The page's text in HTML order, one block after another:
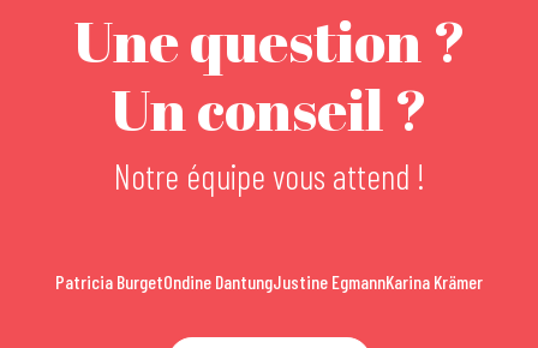
Une question ?
Un conseil ?
Notre équipe vous attend !
Patricia BurgetOndine DantungJustine EgmannKarina Krämer